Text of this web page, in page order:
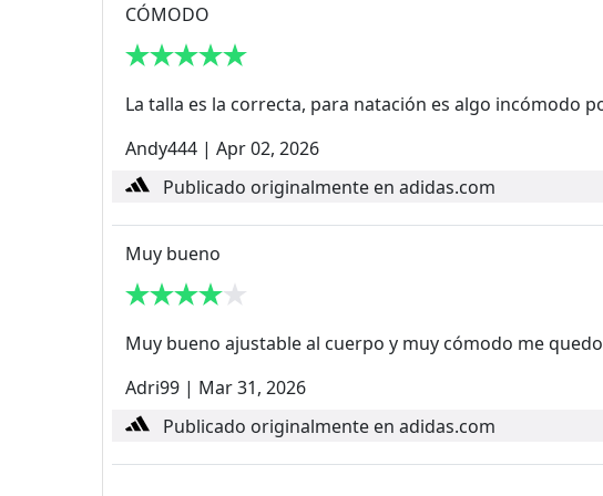
CÓMODO
La talla es la correcta, para natación es algo incómodo
Andy444 | Apr 02, 2026
Publicado originalmente en adidas.com
Muy bueno
Muy bueno ajustable al cuerpo y muy cómodo me
Adri99 | Mar 31, 2026
Publicado originalmente en adidas.com